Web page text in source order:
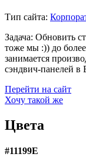
Тип сайта:
Задача: Обновить
тоже мы :)) до
занимается
сэндвич-панелей в
Перейти на сайт
Хочу такой же
Цвета
#11199E